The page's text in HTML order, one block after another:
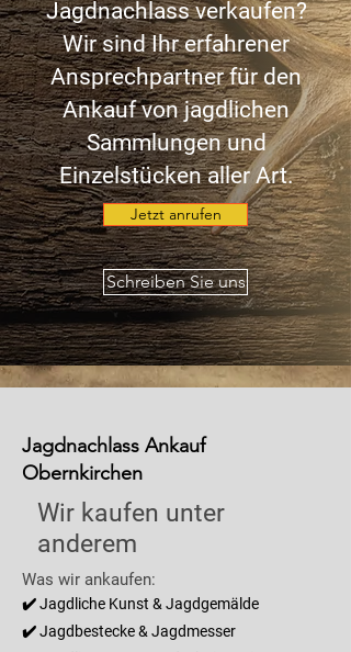
Jagdnachlass verkaufen?
Wir sind Ihr erfahrener
Ansprechpartner für den
Ankauf von jagdlichen
Sammlungen und
Einzelstücken aller Art.
Jetzt anrufen
Schreiben Sie uns
Jagdnachlass Ankauf
Obernkirchen
Wir kaufen unter
anderem
Was wir ankaufen:
✔️ Jagdliche Kunst & Jagdgemälde
✔️ Jagdbestecke & Jagdmesser